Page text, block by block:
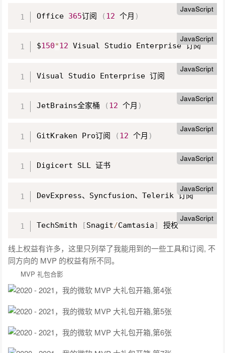
JavaScript
Office 365订阅 ( 12 个月 )
JavaScript
$150*12 Visual Studio Enterprise 订阅
JavaScript
Visual Studio Enterprise 订阅
JavaScript
JetBrains全家桶 ( 12 个月 )
JavaScript
GitKraken Pro订阅 ( 12 个月 )
JavaScript
Digicert SLL 证书
JavaScript
DevExpress、Syncfusion、Telerik 订阅
JavaScript
TechSmith [Snagit/Camtasia] 授权
线上权益有许多，这里只列举了我能用到的一些工具和订阅, 不
同方向的 MVP 的权益有所不同。
MVP 礼包合影